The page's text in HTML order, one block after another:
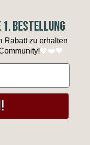
BESTELLUNG
Rabatt zu erhalten
🩶❤️🖤